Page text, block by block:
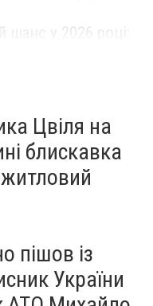
шанс у 2026 році:
водійок автобусів
Цвіля на
блискавка
пішов із
України